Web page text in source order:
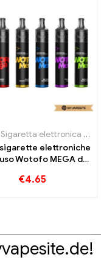
elettroniche usa e
Sigaretta elettronica usa e getta con nicotina
elettroniche
Wotofo MEGA da
Personalizzato
€4.65